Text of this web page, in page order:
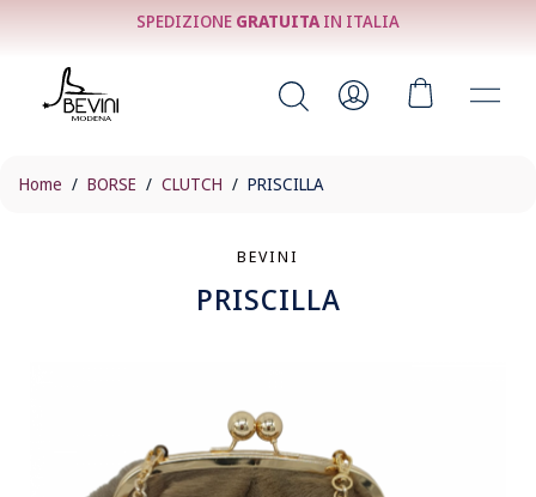
SPEDIZIONE GRATUITAIN ITALIA
Home BORSE CLUTCH PRISCILLA
BEVINI
PRISCILLA